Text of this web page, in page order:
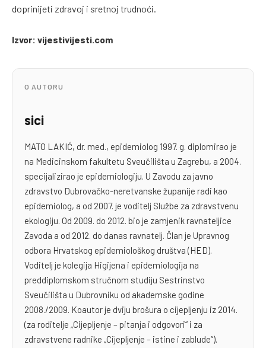
doprinijeti zdravoj i sretnoj trudnoći.
Izvor: vijestivijesti.com
O AUTORU
sici
MATO LAKIĆ, dr. med., epidemiolog 1997. g. diplomirao je
na Medicinskom fakultetu Sveučilišta u Zagrebu, a 2004.
specijalizirao je epidemiologiju. U Zavodu za javno
zdravstvo Dubrovačko-neretvanske županije radi kao
epidemiolog, a od 2007. je voditelj Službe za zdravstvenu
ekologiju. Od 2009. do 2012. bio je zamjenik ravnateljice
Zavoda a od 2012. do danas ravnatelj. Član je Upravnog
odbora Hrvatskog epidemiološkog društva (HED).
Voditelj je kolegija Higijena i epidemiologija na
preddiplomskom stručnom studiju Sestrinstvo
Sveučilišta u Dubrovniku od akademske godine
2008./2009. Koautor je dviju brošura o cijepljenju iz 2014.
(za roditelje „Cijepljenje – pitanja i odgovori“ i za
zdravstvene radnike „Cijepljenje – istine i zablude“).